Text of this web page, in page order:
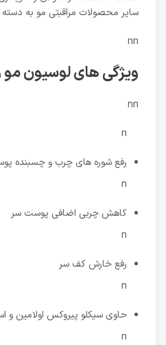
سایر محصولات مراقبتی مو به
nn
ویژگی های لوسیون مو
nn
n
رفع شوره های چرب و چسبنده
n
کاهش چربی اضافی پوست سر
n
رفع خارش کف سر
n
حاوی سیکلو پیروکس اولامین و
n